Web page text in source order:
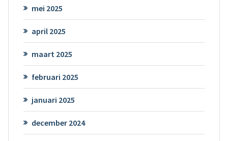
mei 2025
april 2025
maart 2025
februari 2025
januari 2025
december 2024